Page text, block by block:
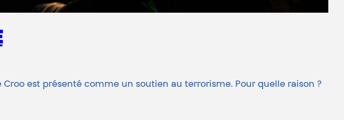
Croo est présenté comme un soutien au terrorisme. Pour quelle raison ?